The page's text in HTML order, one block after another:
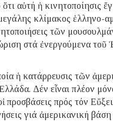
αὐτή ἡ κινητοποίησις
κλίμακος ἑλληνο-
τῶν
στά ἐνεργούμενα τοῦ
ἡ κατάρρευσις τῶν
Δέν εἶναι πλέον
προσβάσεις πρός τόν
γιά ἀμερικανική